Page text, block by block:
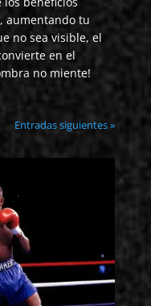
aumentando tu
no sea visible, el
en el
no miente!
Entradas siguientes »